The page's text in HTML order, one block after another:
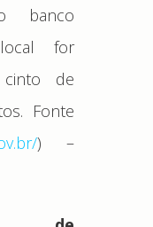
banco
for
de
Fonte
) –